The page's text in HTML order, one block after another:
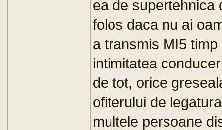
ea de supertehnica
folos daca nu ai
a transmis MI5
intimitatea
de tot, orice
ofiterului de
multele persoane